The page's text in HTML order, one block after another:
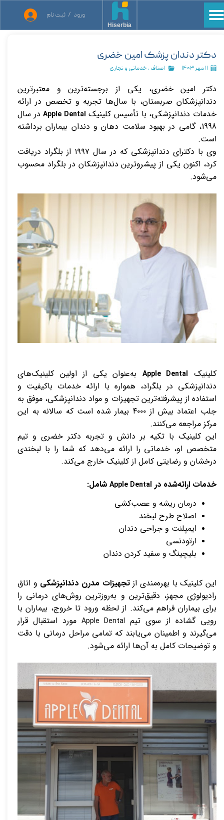
ورود / ثبت نام
حساب کاربری من
سفارشات
خروج از حساب کاربری
Hiserbia
دکتر دندان پزشک امین خضری
۱۱ مهر ۱۴۰۳ اصناف،خدماتی و تجاری
دکتر امین خضری، یکی از برجسته‌ترین و معتبرترین
دندانپزشکان صربستان، با سال‌ها تجربه و تخصص در ارائه
خدمات دندانپزشکی، با تأسیس کلینیک Apple Dentalدر سال
1998، گامی در بهبود سلامت دهان و دندان بیماران برداشته
است.
وی با دکترای دندانپزشکی که در سال ۱۹۹۷ از بلگراد دریافت
کرد، اکنون یکی از پیشروترین دندانپزشکان در بلگراد محسوب
می‌شود.
کلینیک Apple Dental به‌عنوان یکی از اولین کلینیک‌های
دندانپزشکی در بلگراد، همواره با ارائه خدمات باکیفیت و
استفاده از پیشرفته‌ترین تجهیزات و مواد دندانپزشکی، موفق به
جلب اعتماد بیش از ۴۰۰۰ بیمار شده است که سالانه به این
مرکز مراجعه می‌کنند.
این کلینیک با تکیه بر دانش و تجربه دکتر خضری و تیم
متخصص او، خدماتی را ارائه می‌دهد که شما را با لبخندی
درخشان و رضایتی کامل از کلینیک خارج می‌کند.
خدمات ارائه‌شده در Apple Dental شامل:
درمان ریشه و عصب‌کشی
اصلاح طرح لبخند
ایمپلنت و جراحی دندان
ارتودنسی
بلیچینگ و سفید کردن دندان
این کلینیک با بهره‌مندی ازتجهیزات مدرن دندانپزشکی و اتاق
رادیولوژی مجهز، دقیق‌ترین و به‌روزترین روش‌های درمانی را
برای بیماران فراهم می‌کند. از لحظه ورود تا خروج، بیماران با
رویی گشاده از سوی تیم Apple Dental مورد استقبال قرار
می‌گیرند و اطمینان می‌یابند که تمامی مراحل درمانی با دقت
و توضیحات کامل به آن‌ها ارائه می‌شود.